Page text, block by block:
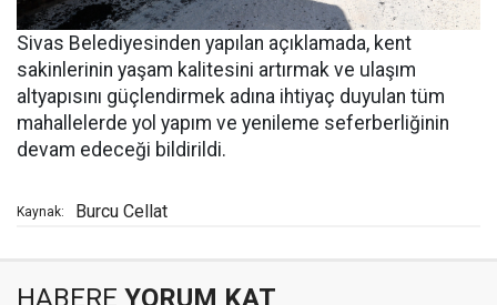
Sivas Belediyesinden yapılan açıklamada, kent
sakinlerinin yaşam kalitesini artırmak ve ulaşım
altyapısını güçlendirmek adına ihtiyaç duyulan tüm
mahallelerde yol yapım ve yenileme seferberliğinin
devam edeceği bildirildi.
Kaynak: Burcu Cellat
HABERE YORUM KAT